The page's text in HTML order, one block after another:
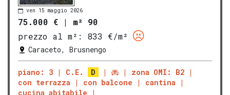
ven 15 maggio 2026
75.000 € | m² 90
prezzo al m²:
833 €/m²
Caraceto, Brusnengo
piano: 3 C.E. D
zona OMI: B2
con terrazza
con balcone
cantina
cucina abitabile